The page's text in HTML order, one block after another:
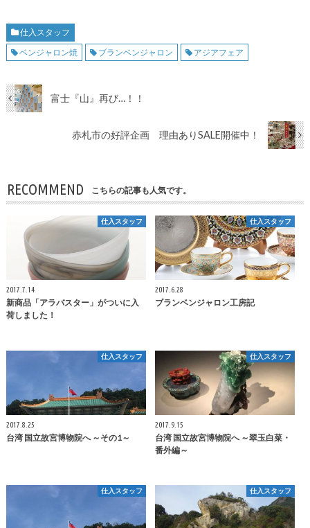
仕入スタッフ
ベンジャロン焼
ブランベンジャロン アジアフェア
富士『山』再び…！！
赤札市の好評企画 理由ありSALE開催中！
RECOMMEND こちらの記事も人気です。
仕入スタッフ
2017.7.14
新商品「アラバスター」がついに入
荷しました！
仕入スタッフ
2017.6.28
ブランベンジャロン工房記
仕入スタッフ
2017.8.25
台湾 国立故宮博物院へ ～その1～
仕入スタッフ
2017.9.15
台湾 国立故宮博物院へ ～翠玉白菜・
番外編～
仕入スタッフ 仕入スタッフ